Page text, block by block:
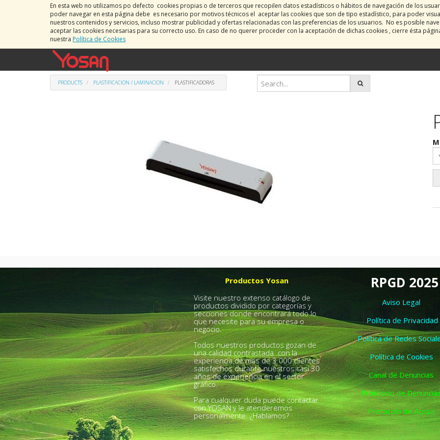
En esta web no utilizamos po defecto cookies propias o de terceros que recopilen datos estadísticos o hábitos de navegación de los
poder navegar en esta página debe es necesario por motivos técnicos el aceptar las cookies que son de tipo estadístico, para poder
nuestros contenidos y servicios, incluso mostrar publicidad y ofertas relacionadas con las preferencias de los usuarios. No es posible
aceptar las cookies necesarias para su correcto uso. En caso de no querer proceder con la aceptación de dichas cookies , cierre ésta
nuestra Política de Cookies
PRODUCTS PLASTIFICACION / LAMINACION PLASTIFICADORAS
Productos Yosan
Visite nuestro extenso catálogo de
productos dividido por categorías y
secciones donde encontrará todo lo
que necesite para su empresa o
negocio.
Todos nuestros productos gozan de
una calidad contrastada con la
experiencia de más de 3.000 clientes
satisfechos durante nuestros casi 30
años de experiencia en el sector
gráfico.
Para cualquier duda puede contactar
con YOSAN y le atenderemos
personalmente. ¿Hablamos?
RPGD 2025
Aviso Legal
Política de Privacidad
Política de Redes
Política de Cookies
Canal de Denuncias
Protocolo de
Protocolo de Acoso